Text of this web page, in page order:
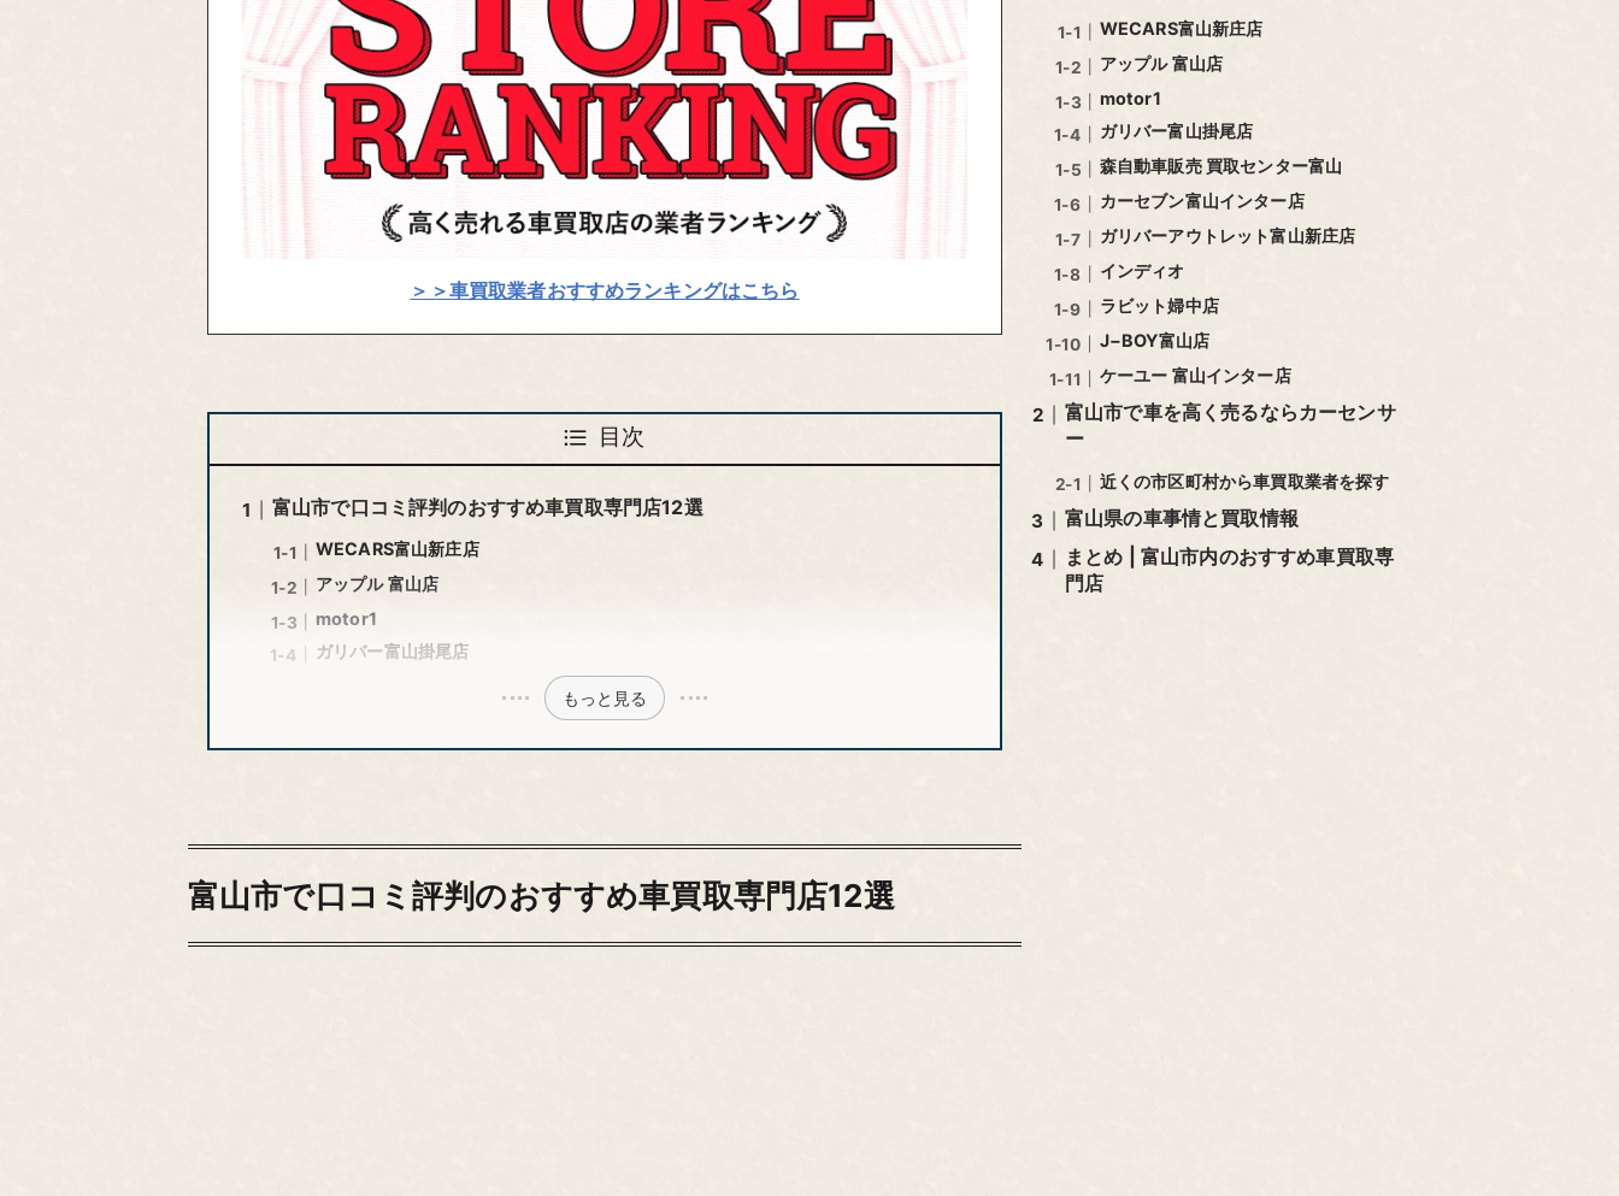
＞＞車買取業者おすすめランキングはこちら
目次
富山市で口コミ評判のおすすめ車買取専門店12選
WECARS富山新庄店
アップル 富山店
motor1
ガリバー富山掛尾店
もっと見る
富山市で口コミ評判のおすすめ車買取専門店12選
WECARS富山新庄店
アップル 富山店
motor1
ガリバー富山掛尾店
森自動車販売 買取センター富山
カーセブン富山インター店
ガリバーアウトレット富山新庄店
インディオ
ラビット婦中店
J−BOY富山店
ケーユー 富山インター店
富山市で車を高く売るならカーセンサ
ー
近くの市区町村から車買取業者を探す
富山県の車事情と買取情報
まとめ | 富山市内のおすすめ車買取専
門店